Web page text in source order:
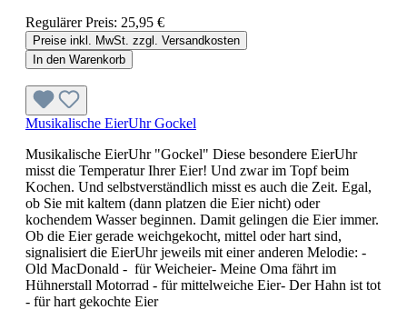
Regulärer Preis: 25,95 €
Preise inkl. MwSt. zzgl. Versandkosten
In den Warenkorb
Musikalische EierUhr Gockel
Musikalische EierUhr "Gockel" Diese besondere EierUhr
misst die Temperatur Ihrer Eier! Und zwar im Topf beim
Kochen. Und selbstverständlich misst es auch die Zeit. Egal,
ob Sie mit kaltem (dann platzen die Eier nicht) oder
kochendem Wasser beginnen. Damit gelingen die Eier immer.
Ob die Eier gerade weichgekocht, mittel oder hart sind,
signalisiert die EierUhr jeweils mit einer anderen Melodie: -
Old MacDonald - für Weicheier- Meine Oma fährt im
Hühnerstall Motorrad - für mittelweiche Eier- Der Hahn ist tot
- für hart gekochte Eier